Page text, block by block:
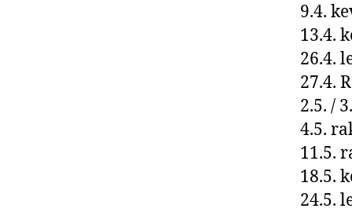
9.4.
13.4.
26.4.
27.4.
2.5. /
4.5.
11.5.
18.5.
24.5.